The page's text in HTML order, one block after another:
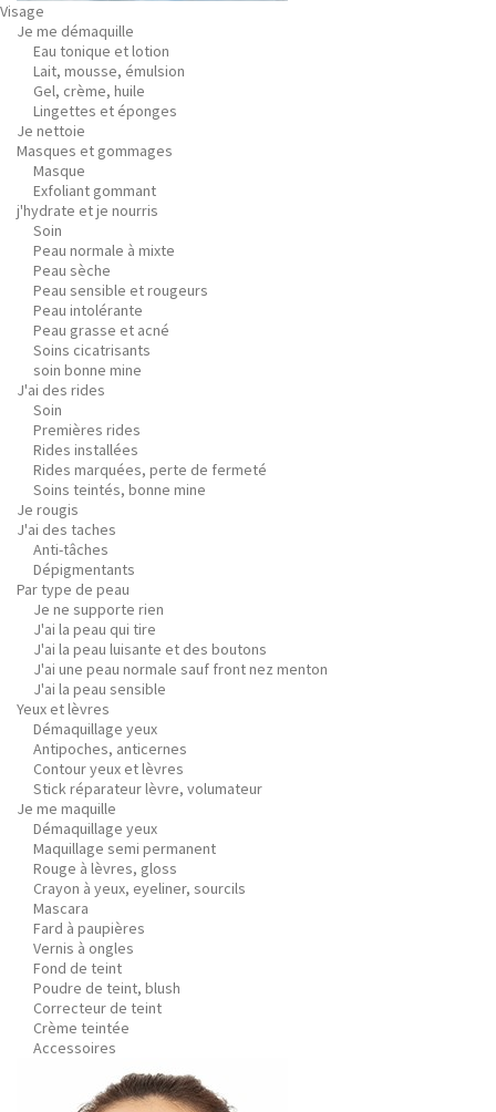
Visage
Je me démaquille
Eau tonique et lotion
Lait, mousse, émulsion
Gel, crème, huile
Lingettes et éponges
Je nettoie
Masques et gommages
Masque
Exfoliant gommant
j'hydrate et je nourris
Soin
Peau normale à mixte
Peau sèche
Peau sensible et rougeurs
Peau intolérante
Peau grasse et acné
Soins cicatrisants
soin bonne mine
J'ai des rides
Soin
Premières rides
Rides installées
Rides marquées, perte de fermeté
Soins teintés, bonne mine
Je rougis
J'ai des taches
Anti-tâches
Dépigmentants
Par type de peau
Je ne supporte rien
J'ai la peau qui tire
J'ai la peau luisante et des boutons
J'ai une peau normale sauf front nez menton
J'ai la peau sensible
Yeux et lèvres
Démaquillage yeux
Antipoches, anticernes
Contour yeux et lèvres
Stick réparateur lèvre, volumateur
Je me maquille
Démaquillage yeux
Maquillage semi permanent
Rouge à lèvres, gloss
Crayon à yeux, eyeliner, sourcils
Mascara
Fard à paupières
Vernis à ongles
Fond de teint
Poudre de teint, blush
Correcteur de teint
Crème teintée
Accessoires